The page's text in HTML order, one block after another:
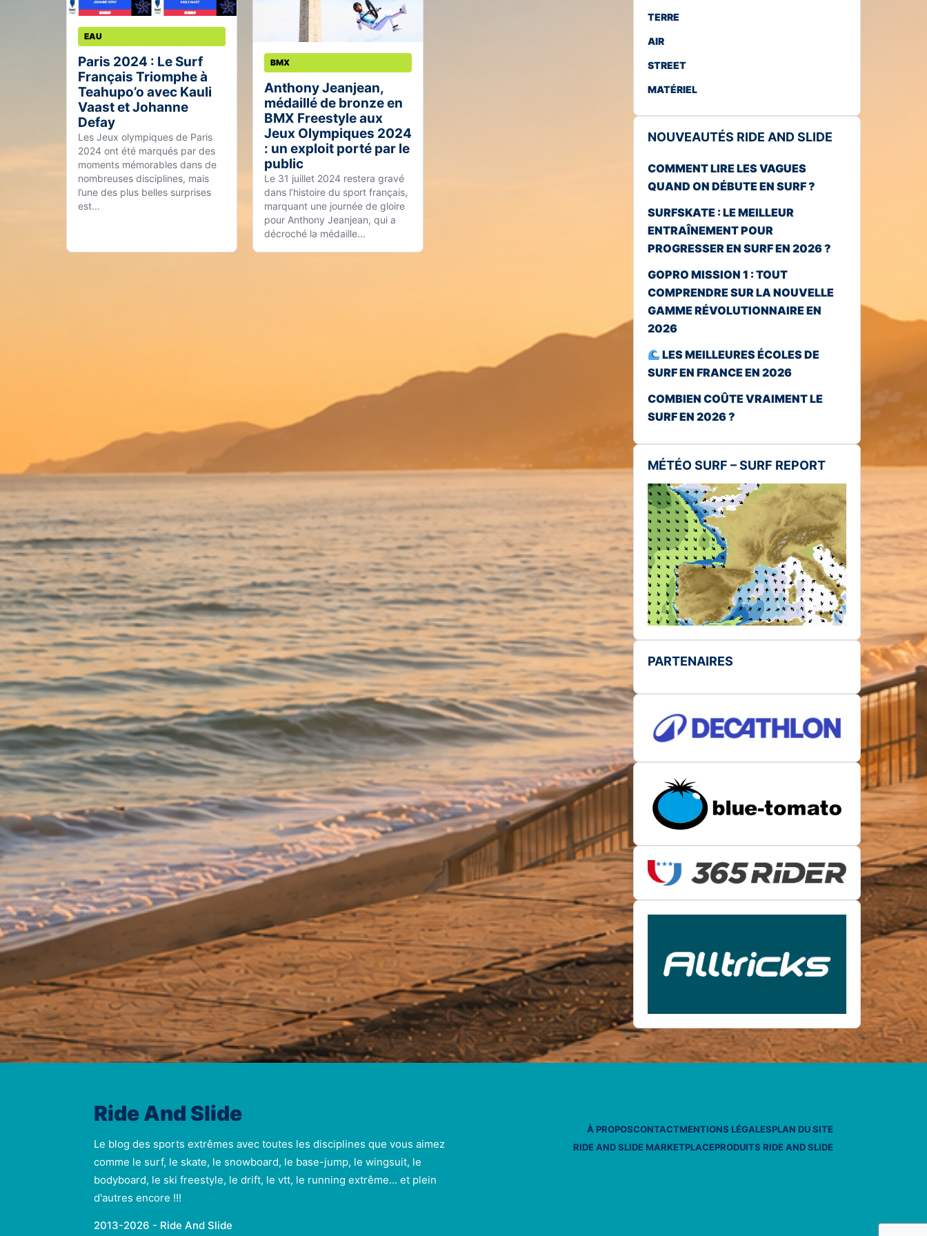
EAU
Paris 2024 : Le Surf
Français Triomphe à
Teahupo’o avec Kauli
Vaast et Johanne
Defay
Les Jeux olympiques de Paris
2024 ont été marqués par des
moments mémorables dans de
nombreuses disciplines, mais
l’une des plus belles surprises
est...
BMX
Anthony Jeanjean,
médaillé de bronze en
BMX Freestyle aux
Jeux Olympiques 2024
: un exploit porté par le
public
Le 31 juillet 2024 restera gravé
dans l’histoire du sport français,
marquant une journée de gloire
pour Anthony Jeanjean, qui a
décroché la médaille...
TERRE
AIR
STREET
MATÉRIEL
NOUVEAUTÉS RIDE AND SLIDE
COMMENT LIRE LES VAGUES
QUAND ON DÉBUTE EN SURF ?
SURFSKATE : LE MEILLEUR
ENTRAÎNEMENT POUR
PROGRESSER EN SURF EN 2026 ?
GOPRO MISSION 1 : TOUT
COMPRENDRE SUR LA NOUVELLE
GAMME RÉVOLUTIONNAIRE EN
2026
LES MEILLEURES ÉCOLES DE
SURF EN FRANCE EN 2026
COMBIEN COÛTE VRAIMENT LE
SURF EN 2026 ?
MÉTÉO SURF – SURF REPORT
PARTENAIRES
Ride And Slide
Le blog des sports extrêmes avec toutes les disciplines que vous aimez
comme le surf, le skate, le snowboard, le base-jump, le wingsuit, le
bodyboard, le ski freestyle, le drift, le vtt, le running extrême... et plein
d'autres encore !!!
2013-2026 - Ride And Slide
À PROPOSCONTACTMENTIONS LÉGALESPLAN DU SITE
RIDE AND SLIDE MARKETPLACEPRODUITS RIDE AND SLIDE